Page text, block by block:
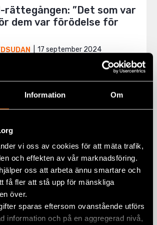
Information Om
vi oss av cookies för att mäta trafik,
och effekten av vår marknadsföring.
oss att arbeta ännu smartare och
få fler att stå upp för mänskliga
över.
sparas eftersom ovanstående utförs
information och på en aggregerad nivå,
rättegången: ”Det som var
dem var förödelse för
17 september 2024